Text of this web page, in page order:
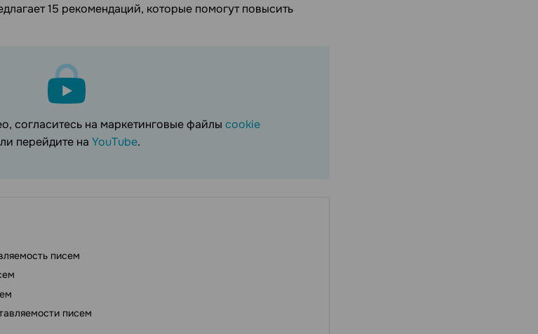
15 рекомендаций, которые помогут повысить
согласитесь на маркетинговые файлы cookie
перейдите на YouTube.
писем
писем